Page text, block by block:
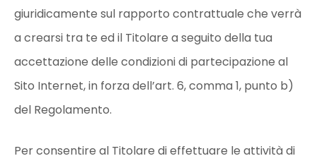
giuridicamente sul rapporto contrattuale che verrà
a crearsi tra te ed il Titolare a seguito della tua
accettazione delle condizioni di partecipazione al
Sito Internet, in forza dell’art. 6, comma 1, punto b)
del Regolamento.
Per consentire al Titolare di effettuare le attività di